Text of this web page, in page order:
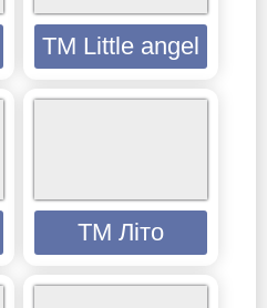
TM Little angel
ТМ Літо